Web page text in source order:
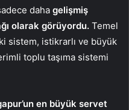
daha gelişmiş
olarak görüyordu. Temel
sistem, istikrarlı ve büyük
toplu taşıma sistemi
en büyük servet